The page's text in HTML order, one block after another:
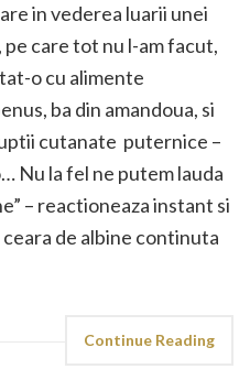
in vederea luarii unei
care tot nu l-am facut,
o cu alimente
ba din amandoua, si
cutanate puternice –
Nu la fel ne putem lauda
– reactioneaza instant si
de albine continuta
Continue Reading